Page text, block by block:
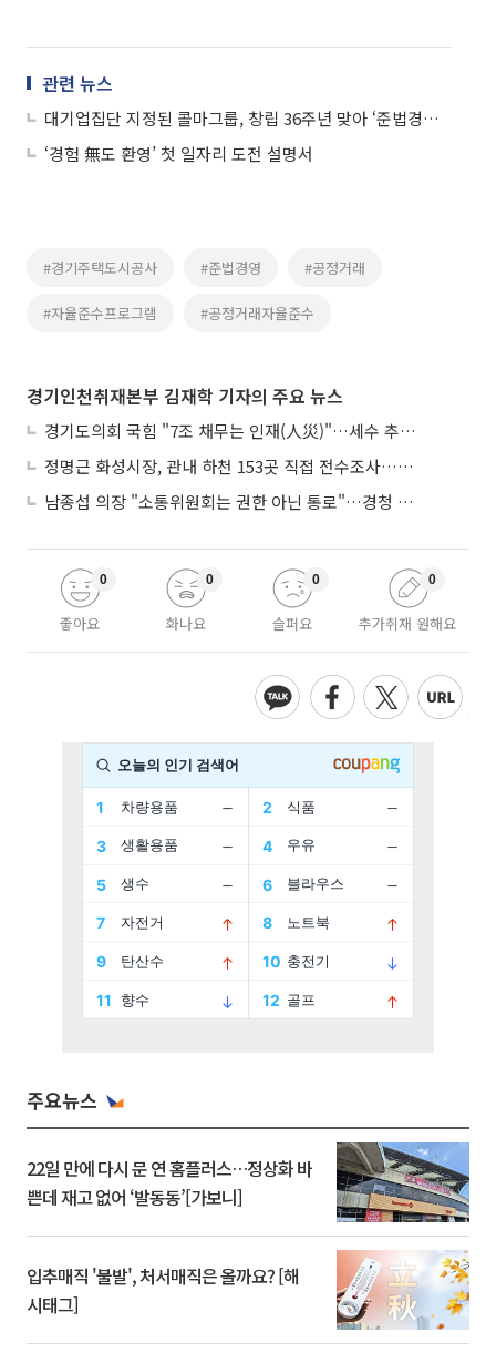
관련 뉴스
대기업집단 지정된 콜마그룹, 창립 36주년 맞아 ‘준법경영’ 의지 다져
‘경험 無도 환영’ 첫 일자리 도전 설명서
#경기주택도시공사 #준법경영 #공정거래
#자율준수프로그램 #공정거래자율준수
경기인천취재본부 김재학 기자의 주요 뉴스
경기도의회 국힘 "7조 채무는 인재(人災)"…세수 추계 조작 의혹 제기
정명근 화성시장, 관내 하천 153곳 직접 전수조사…불법시설 정비
남종섭 의장 "소통위원회는 권한 아닌 통로"…경청 의회 만든다
좋아요
0
화나요
0
슬퍼요
0
추가취재 원해요
0
주요뉴스
22일 만에 다시 문 연 홈플러스…정상화 바
쁜데 재고 없어 ‘발동동’[가보니]
입추매직 '불발', 처서매직은 올까요? [해
시태그]